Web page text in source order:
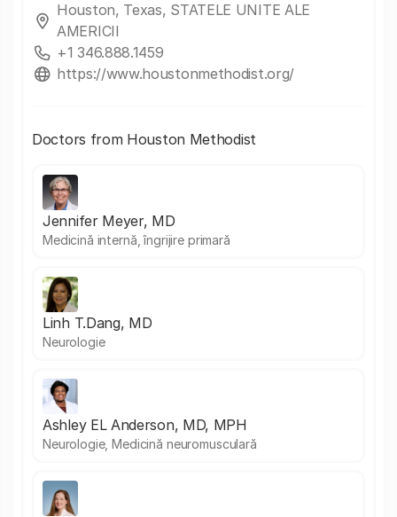
Houston, Texas, STATELE UNITE ALE
AMERICII
+1 346.888.1459
https://www.houstonmethodist.org/
Doctors from Houston Methodist
Jennifer Meyer, MD
Medicină internă, îngrijire primară
Linh T.Dang, MD
Neurologie
Ashley EL Anderson, MD, MPH
Neurologie, Medicină neuromusculară